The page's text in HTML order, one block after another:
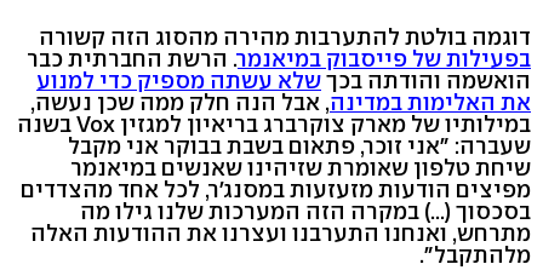
דוגמה בולטת להתערבות מהירה מהסוג הזה קשורה
בפעילות של פייסבוק במיאנמר. הרשת החברתית כבר
הואשמה והודתה בכךשלא עשתה מספיק כדי למנוע
את האלימות במדינה, אבל הנה חלק ממה שכן נעשה,
במילותיו של מארק צוקרברג בריאיון למגזין Vox בשנה
שעברה: "אני זוכר, פתאום בשבת בבוקר אני מקבל
שיחת טלפון שאומרת שזיהינו שאנשים במיאנמר
מפיצים הודעות מזעזעות במסנג'ר, לכל אחד מהצדדים
בסכסוך (...) במקרה הזה המערכות שלנו גילו מה
מתרחש, ואנחנו התערבנו ועצרנו את ההודעות האלה
מלהתקבל".